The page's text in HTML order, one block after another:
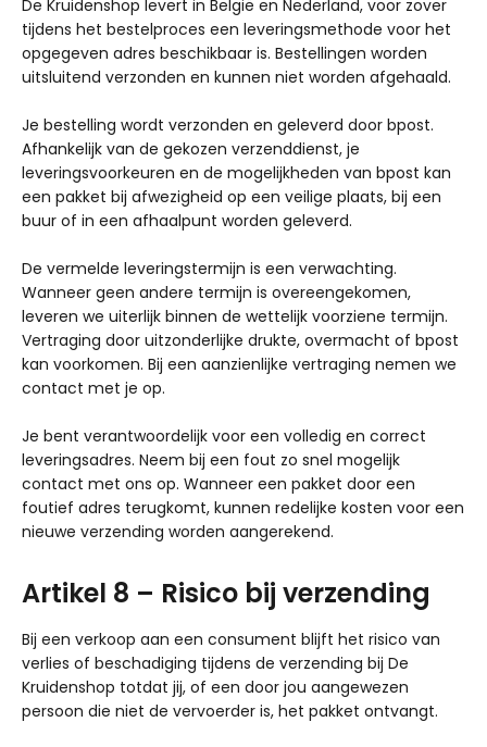
De Kruidenshop levert in België en Nederland, voor zover
tijdens het bestelproces een leveringsmethode voor het
opgegeven adres beschikbaar is. Bestellingen worden
uitsluitend verzonden en kunnen niet worden afgehaald.
Je bestelling wordt verzonden en geleverd door bpost.
Afhankelijk van de gekozen verzenddienst, je
leveringsvoorkeuren en de mogelijkheden van bpost kan
een pakket bij afwezigheid op een veilige plaats, bij een
buur of in een afhaalpunt worden geleverd.
De vermelde leveringstermijn is een verwachting.
Wanneer geen andere termijn is overeengekomen,
leveren we uiterlijk binnen de wettelijk voorziene termijn.
Vertraging door uitzonderlijke drukte, overmacht of bpost
kan voorkomen. Bij een aanzienlijke vertraging nemen we
contact met je op.
Je bent verantwoordelijk voor een volledig en correct
leveringsadres. Neem bij een fout zo snel mogelijk
contact met ons op. Wanneer een pakket door een
foutief adres terugkomt, kunnen redelijke kosten voor een
nieuwe verzending worden aangerekend.
Artikel 8 – Risico bij verzending
Bij een verkoop aan een consument blijft het risico van
verlies of beschadiging tijdens de verzending bij De
Kruidenshop totdat jij, of een door jou aangewezen
persoon die niet de vervoerder is, het pakket ontvangt.